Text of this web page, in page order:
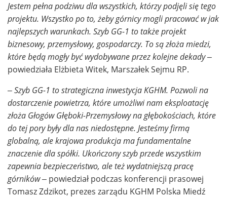
Jestem pełna podziwu dla wszystkich, którzy podjęli się tego
projektu. Wszystko po to, żeby górnicy mogli pracować w jak
najlepszych warunkach. Szyb GG-1 to także projekt
biznesowy, przemysłowy, gospodarczy. To są złoża miedzi,
które będą mogły być wydobywane przez kolejne dekady –
powiedziała Elżbieta Witek, Marszałek Sejmu RP.
– Szyb GG-1 to strategiczna inwestycja KGHM. Pozwoli na
dostarczenie powietrza, które umożliwi nam eksploatację
złoża Głogów Głęboki-Przemysłowy na głębokościach, które
do tej pory były dla nas niedostępne. Jesteśmy firmą
globalną, ale krajowa produkcja ma fundamentalne
znaczenie dla spółki. Ukończony szyb przede wszystkim
zapewnia bezpieczeństwo, ale też wydatniejszą pracę
górników – powiedział podczas konferencji prasowej
Tomasz Zdzikot, prezes zarządu KGHM Polska Miedź